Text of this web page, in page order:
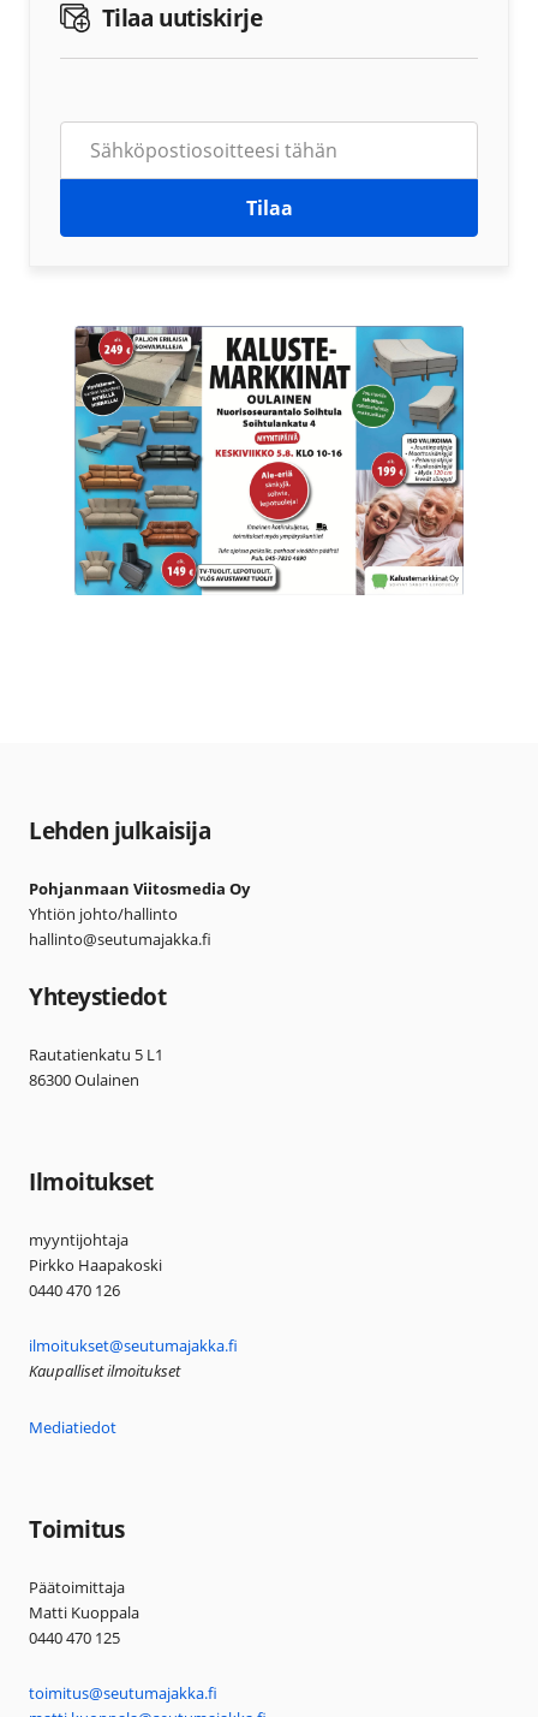
Tilaa uutiskirje
Tilaa
Lehden julkaisija
Pohjanmaan Viitosmedia Oy
Yhtiön johto/hallinto
hallinto@seutumajakka.fi
Yhteystiedot
Rautatienkatu 5 L1
86300 Oulainen
Ilmoitukset
myyntijohtaja
Pirkko Haapakoski
0440 470 126
ilmoitukset@seutumajakka.fi
Kaupalliset ilmoitukset
Mediatiedot
Toimitus
Päätoimittaja
Matti Kuoppala
0440 470 125
toimitus@seutumajakka.fi